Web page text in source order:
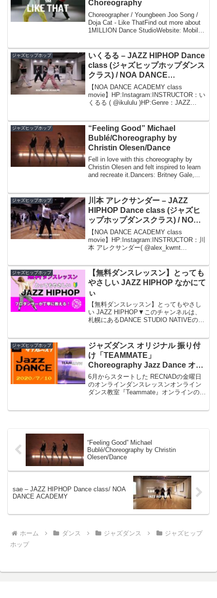
Choreography
Choreographer / Youngbeen Joo Song /
Doja Cat - Like ThatFind out more about
1MILLION Dance StudioWebsite: Mobile
ジャズヒップホップ
いくるる – JAZZ HIPHOP Dance
class (ジャズヒップホップダンス
クラス) / NOA DANCE
ACADEMY
【NOA DANCE ACADEMY class
movie】HP:Instagram:INSTRUCTOR：い
くるる ( @ikululu )HP:Genre：JAZZ
ジャズヒップホップ
“Feeling Good” Michael
Bublé/Choreography by
Christin Olesen/Dance
Fell in love with this choreography by
Christin Olesen and felt inspired to learn
and recreate it.Dancers: Britney Gale,...
ジャズヒップホップ
川本 アレクサンダー – JAZZ
HIPHOP Dance class (ジャズヒ
ップホップダンスクラス) / NOA
DANCE ACADEMY
【NOA DANCE ACADEMY class
movie】HP:Instagram:INSTRUCTOR：川
本 アレクサンダー( @alex_kwmt
ジャズヒップホップ
【無料ダンスレッスン】とっても
やさしい JAZZ HIPHOP なかにて
ぃ
【無料ダンスレッスン】とってもやさし
い JAZZ HIPHOP▼このチャンネルは、
札幌にあるDANCE STUDIO NATIVEの
録】登録ボタンを押すだけで続...
ジャズヒップホップ
ジャズダンス オリジナル 振り付
け「TEAMMATE」
Choreography Jazz Dance オン
ラインダンスレッスン
6月からスタートした RECNADの金曜日
のオンラインダンスレッスンオンライン
ダンス教室『Teammate』オンラインのみ
“Feeling Good” Michael
Bublé/Choreography by Christin
Olesen/Dance
sae – JAZZ HIPHOP Dance class/ NOA
DANCE ACADEMY
ホーム ダンス ジャズダンス
ジャズヒップ
ホップ